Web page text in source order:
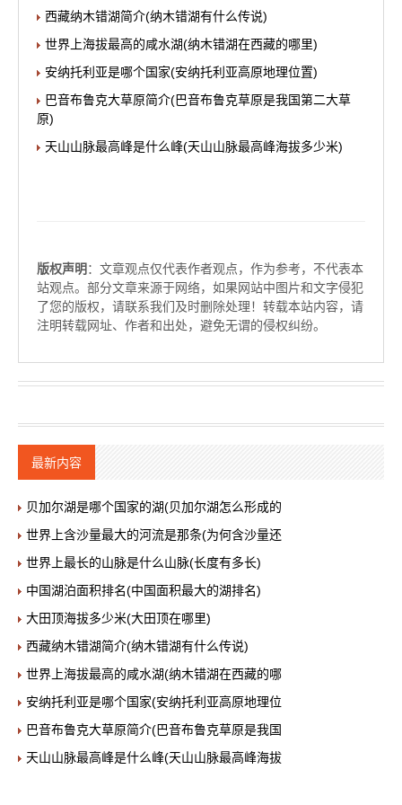
西藏纳木错湖简介(纳木错湖有什么传说)
世界上海拔最高的咸水湖(纳木错湖在西藏的哪里)
安纳托利亚是哪个国家(安纳托利亚高原地理位置)
巴音布鲁克大草原简介(巴音布鲁克草原是我国第二大草
原)
天山山脉最高峰是什么峰(天山山脉最高峰海拔多少米)
版权声明 ：文章观点仅代表作者观点，作为参考，不代表本
站观点。部分文章来源于网络，如果网站中图片和文字侵犯
了您的版权，请联系我们及时删除处理！转载本站内容，请
注明转载网址、作者和出处，避免无谓的侵权纠纷。
最新内容
贝加尔湖是哪个国家的湖(贝加尔湖怎么形成的
世界上含沙量最大的河流是那条(为何含沙量还
世界上最长的山脉是什么山脉(长度有多长)
中国湖泊面积排名(中国面积最大的湖排名)
大田顶海拔多少米(大田顶在哪里)
西藏纳木错湖简介(纳木错湖有什么传说)
世界上海拔最高的咸水湖(纳木错湖在西藏的哪
安纳托利亚是哪个国家(安纳托利亚高原地理位
巴音布鲁克大草原简介(巴音布鲁克草原是我国
天山山脉最高峰是什么峰(天山山脉最高峰海拔